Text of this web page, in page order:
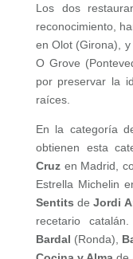
Los dos
reconocimiento,
en Olot (Girona),
O Grove
por preservar la
raíces.
En la categoría
obtienen esta
Cruzen Madrid,
Estrella Michelin
Sentits deJordi
recetario
Bardal (Ronda),